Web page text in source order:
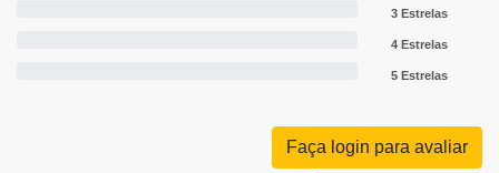
3 Estrelas
4 Estrelas
5 Estrelas
Faça login para avaliar